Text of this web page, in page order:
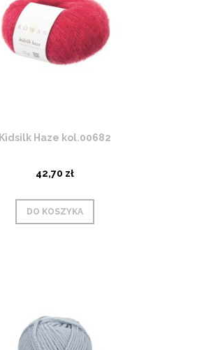
Kidsilk Haze kol.00682
42,70 zł
DO KOSZYKA